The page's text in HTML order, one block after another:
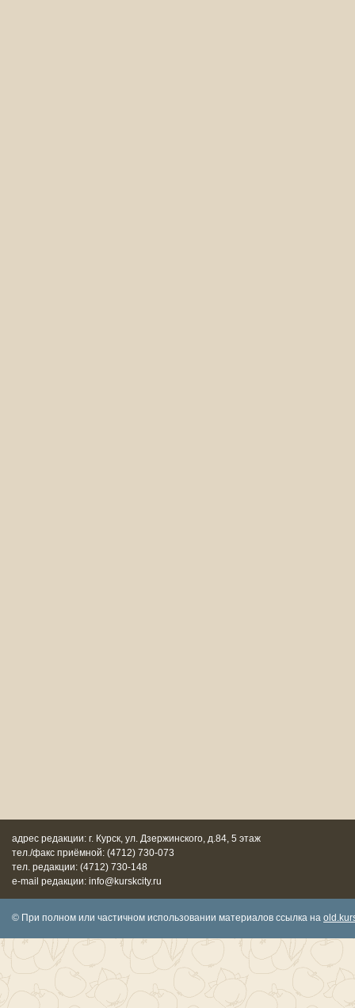
адрес редакции: г. Курск, ул. Дзержинского, д.84, 5 этаж
тел./факс приёмной: (4712) 730-073
тел. редакции: (4712) 730-148
e-mail редакции: info@kurskcity.ru
© При полном или частичном использовании материалов ссылка на